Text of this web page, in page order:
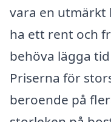
vara en utmärkt
ha ett rent och
behöva lägga
Priserna för
beroende på